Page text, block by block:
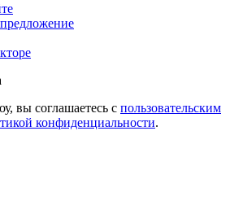
вы соглашаетесь с пользовательским
конфиденциальности.